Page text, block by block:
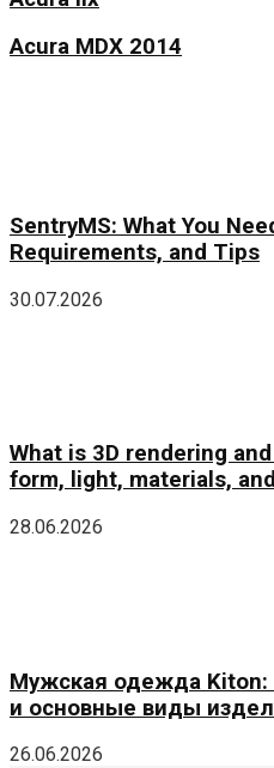
Acura MDX 2014
SentryMS: What You
Requirements, and Tips
30.07.2026
What is 3D rendering
form, light, materials,
28.06.2026
Мужская одежда
и основные виды
26.06.2026